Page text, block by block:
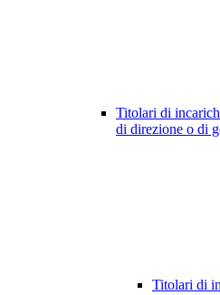
Titolari di
di direzione o di
Titolari di